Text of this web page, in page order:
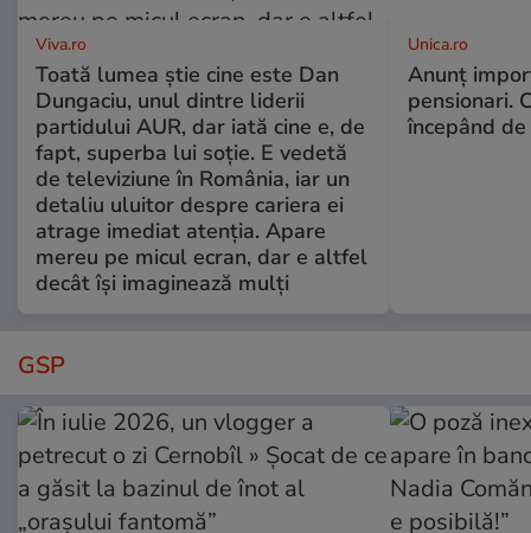
Viva.ro
Toată lumea știe cine este Dan
Dungaciu, unul dintre liderii
partidului AUR, dar iată cine e, de
fapt, superba lui soție. E vedetă
de televiziune în România, iar un
detaliu uluitor despre cariera ei
atrage imediat atenția. Apare
mereu pe micul ecran, dar e altfel
decât își imaginează mulți
Unica.ro
Anunț
pensionari.
începând
GSP